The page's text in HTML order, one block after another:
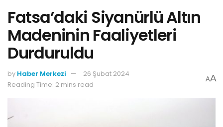
Fatsa’daki Siyanürlü Altın
Madeninin Faaliyetleri
Durduruldu
by Haber Merkezi
26 Şubat 2024
Reading Time: 2 mins read
AA